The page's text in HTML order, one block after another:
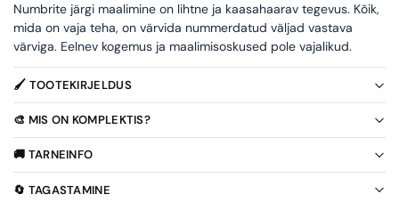
Numbrite järgi maalimine on lihtne ja kaasahaarav tegevus. Kõik,
mida on vaja teha, on värvida nummerdatud väljad vastava
värviga. Eelnev kogemus ja maalimisoskused pole vajalikud.
🖌️ TOOTEKIRJELDUS
🎨 MIS ON KOMPLEKTIS?
🚚 TARNEINFO
🔄 TAGASTAMINE